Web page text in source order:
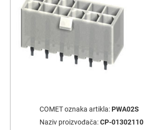
COMET oznaka artikla: PWA02S
Naziv proizvođača:CP-01302110